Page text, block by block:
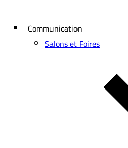
Communication
Salons et Foires